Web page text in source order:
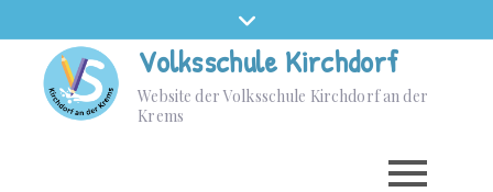
to
content
Volksschule Kirchdorf
Website der Volksschule Kirchdorf an der
Krems